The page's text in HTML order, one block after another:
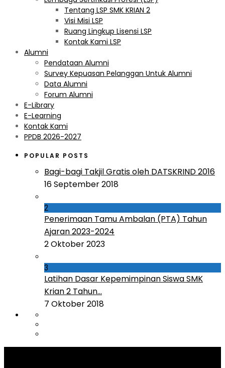
Tentang LSP SMK KRIAN 2
Visi Misi LSP
Ruang Lingkup Lisensi LSP
Kontak Kami LSP
Alumni
Pendataan Alumni
Survey Kepuasan Pelanggan Untuk Alumni
Data Alumni
Forum Alumni
E-Library
E-Learning
Kontak Kami
PPDB 2026-2027
POPULAR POSTS
Bagi-bagi Takjil Gratis oleh DATSKRIND 2016
16 September 2018
2
Penerimaan Tamu Ambalan (PTA) Tahun
Ajaran 2023-2024
2 Oktober 2023
3
Latihan Dasar Kepemimpinan Siswa SMK
Krian 2 Tahun...
7 Oktober 2018